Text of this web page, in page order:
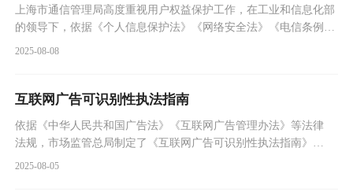
上海市通信管理局高度重视用户权益保护工作，在工业和信息化部
的领导下，依据《个人信息保护法》《网络安全法》《电信条例》
《电...
2025-08-08
互联网广告可识别性执法指南
依据《中华人民共和国广告法》《互联网广告管理办法》等法律
法规，市场监管总局制定了《互联网广告可识别性执法指南》，
现予公告...
2025-08-05